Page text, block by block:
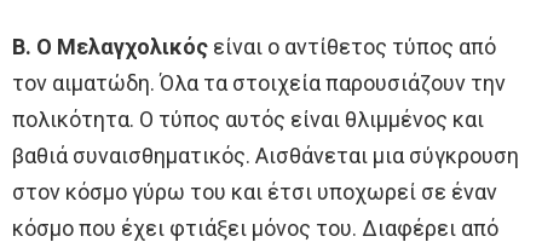
Β. Ο Μελαγχολικός είναι ο αντίθετος τύπος από
τον αιματώδη. Όλα τα στοιχεία παρουσιάζουν την
πολικότητα. Ο τύπος αυτός είναι θλιμμένος και
βαθιά συναισθηματικός. Αισθάνεται μια σύγκρουση
στον κόσμο γύρω του και έτσι υποχωρεί σε έναν
κόσμο που έχει φτιάξει μόνος του. Διαφέρει από